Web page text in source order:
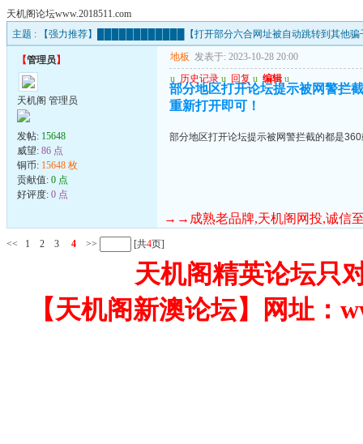
天机阁论坛www.2018511.com
主题 :
【强力推荐】████████████【打开部分六合网址被自动跳转到其
【管理员 】
天机阁 管理员
发帖: 15648
威望: 86 点
铜币: 15648 枚
贡献值: 0 点
好评度: 0 点
地板 发表于: 2023-10-28 20:00
u 历史记录 u 回复 u 编辑 u
部分地区打开论坛提示被网警拦
重新打开即可！
部分地区打开论坛提示被网警拦截的都是
→→成熟老品牌,天机阁网投,诚信
<< 1 2 3 4 >> [共4页]
天机阁精英论坛只
【天机阁新澳论坛】网址：